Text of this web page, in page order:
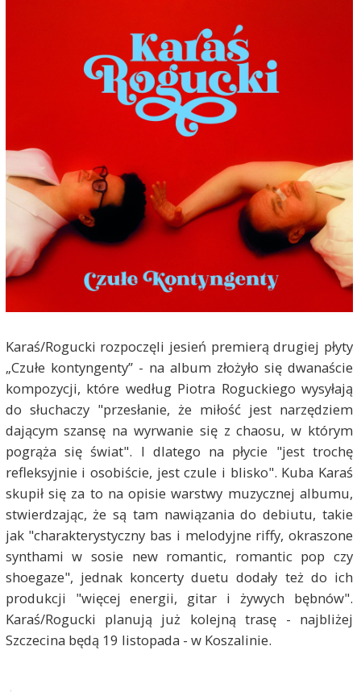
Karaś/Rogucki rozpoczęli jesień premierą drugiej płyty
„Czułe kontyngenty” - na album złożyło się dwanaście
kompozycji, które według Piotra Roguckiego wysyłają
do słuchaczy "przesłanie, że miłość jest narzędziem
dającym szansę na wyrwanie się z chaosu, w którym
pogrąża się świat". I dlatego na płycie "jest trochę
refleksyjnie i osobiście, jest czule i blisko". Kuba Karaś
skupił się za to na opisie warstwy muzycznej albumu,
stwierdzając, że są tam nawiązania do debiutu, takie
jak "charakterystyczny bas i melodyjne riffy, okraszone
synthami w sosie new romantic, romantic pop czy
shoegaze", jednak koncerty duetu dodały też do ich
produkcji "więcej energii, gitar i żywych bębnów".
Karaś/Rogucki planują już kolejną trasę - najbliżej
Szczecina będą 19 listopada - w Koszalinie.